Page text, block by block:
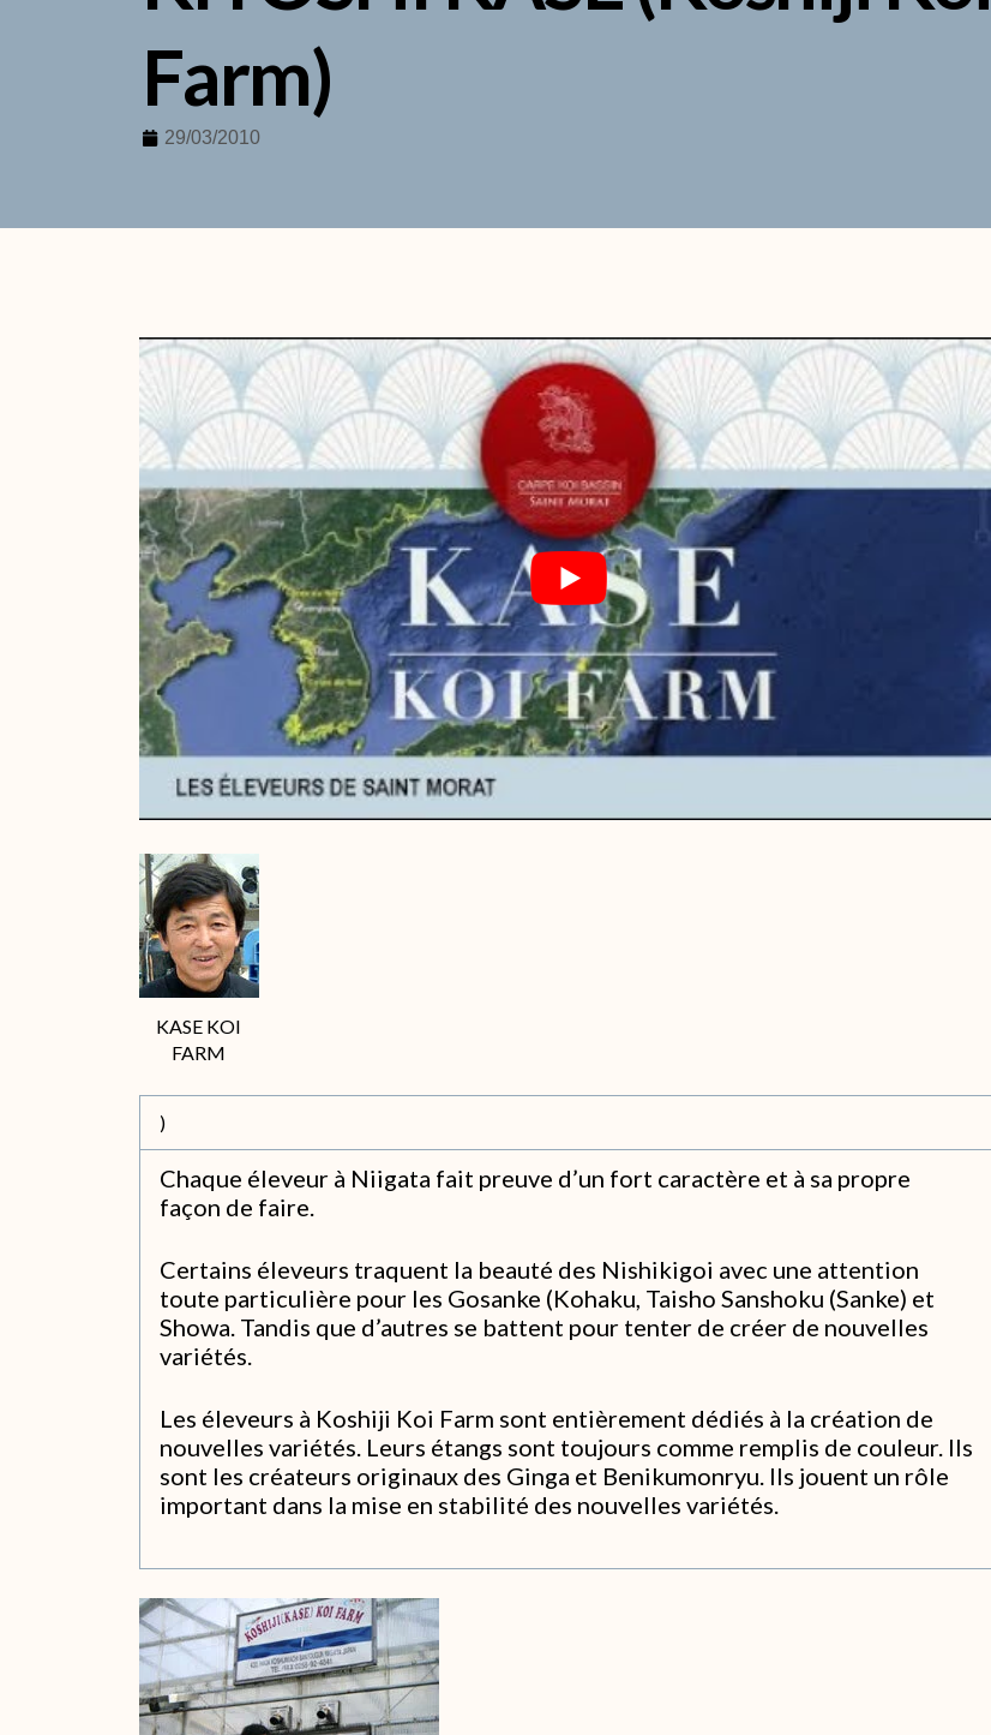
Farm)
29/03/2010
KASE KOI
FARM
)
Chaque éleveur à Niigata fait preuve d’un fort caractère et à sa propre
façon de faire.
Certains éleveurs traquent la beauté des Nishikigoi avec une attention
toute particulière pour les Gosanke (Kohaku, Taisho Sanshoku (Sanke) et
Showa. Tandis que d’autres se battent pour tenter de créer de nouvelles
variétés.
Les éleveurs à Koshiji Koi Farm sont entièrement dédiés à la création de
nouvelles variétés. Leurs étangs sont toujours comme remplis de couleur. Ils
sont les créateurs originaux des Ginga et Benikumonryu. Ils jouent un rôle
important dans la mise en stabilité des nouvelles variétés.